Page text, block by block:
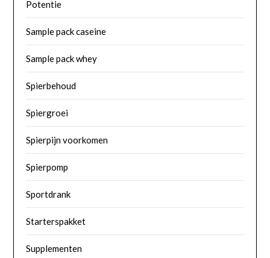
Potentie
Sample pack caseine
Sample pack whey
Spierbehoud
Spiergroei
Spierpijn voorkomen
Spierpomp
Sportdrank
Starterspakket
Supplementen